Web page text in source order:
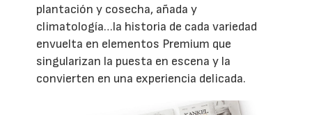
plantación y cosecha, añada y
climatología…la historia de cada variedad
envuelta en elementos Premium que
singularizan la puesta en escena y la
convierten en una experiencia delicada.